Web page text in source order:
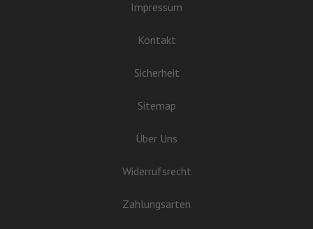
Impressum
Kontakt
Sicherheit
Sitemap
Über Uns
Widerrufsrecht
Zahlungsarten